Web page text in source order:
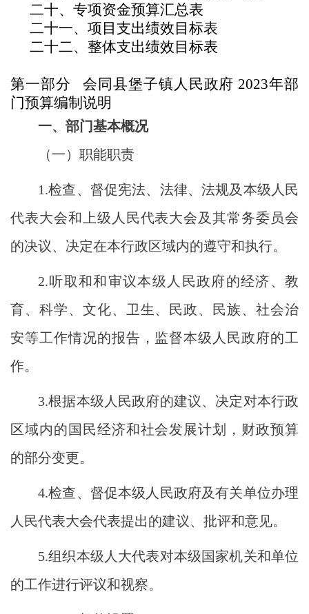
二十、专项资金预算汇总表
二十一、项目支出绩效目标表
二十二、整体支出绩效目标表
第一部分 会同县堡子镇人民政府 2023年部
门预算编制 说明
一、部门基本概况
（一）职能职责
1.检查、督促宪法、法律、法规及本级人民
代表大会和上级人民代表大会及其常务委员会
的决议、决定在本行政区域内的遵守和执行。
2.听取和和审议本级人民政府的经济、教
育、科学、文化、卫生、民政、民族、社会治
安等工作情况的报告，监督本级人民政府的工
作。
3.根据本级人民政府的建议、决定对本行政
区域内的国民经济和社会发展计划，财政预算
的部分变更。
4.检查、督促本级人民政府及有关单位办理
人民代表大会代表提出的建议、批评和意见。
5.组织本级人大代表对本级国家机关和单位
的工作进行评议和视察。